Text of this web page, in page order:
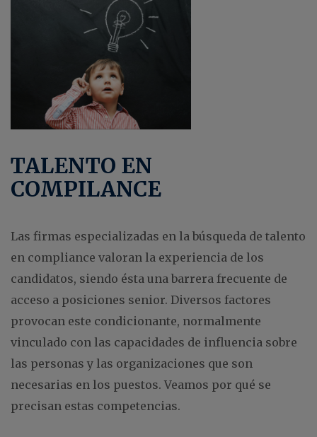
TALENTO EN
COMPILANCE
Las firmas especializadas en la búsqueda de talento
en compliance valoran la experiencia de los
candidatos, siendo ésta una barrera frecuente de
acceso a posiciones senior. Diversos factores
provocan este condicionante, normalmente
vinculado con las capacidades de influencia sobre
las personas y las organizaciones que son
necesarias en los puestos. Veamos por qué se
precisan estas competencias.